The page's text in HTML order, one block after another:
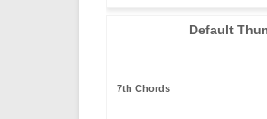
7th Chords